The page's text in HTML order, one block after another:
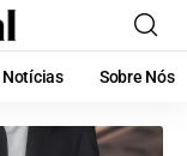
Notícias Sobre Nós